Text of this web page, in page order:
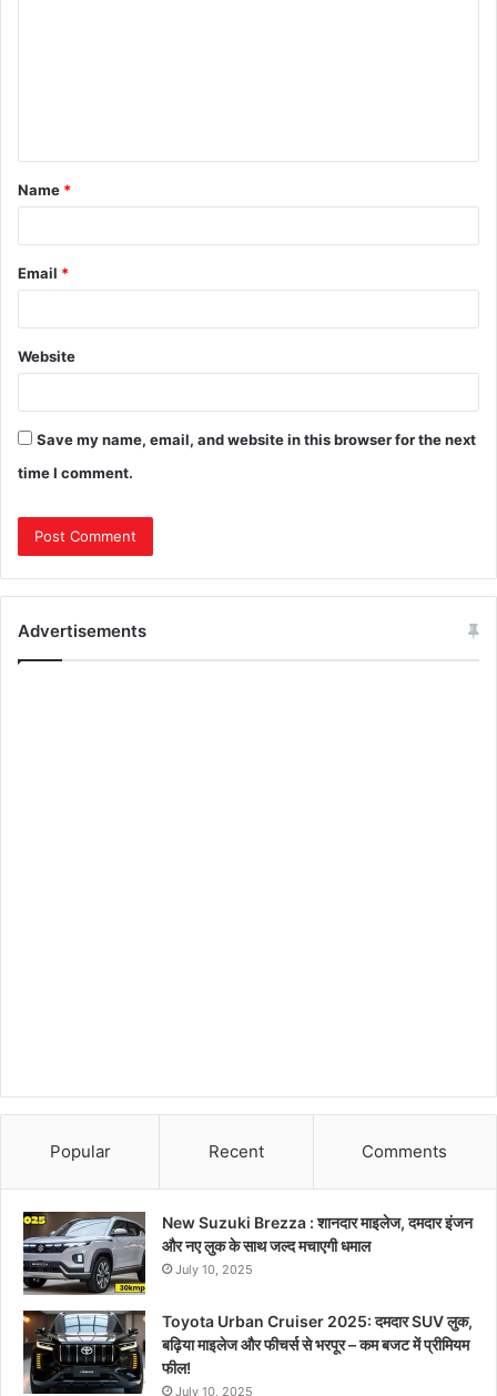
Name *
Email *
Website
Save my name, email, and website in this browser for the next
time I comment.
Advertisements
Popular Recent Comments
New Suzuki Brezza : शानदार माइलेज, दमदार इंजन
और नए लुक के साथ जल्द मचाएगी धमाल
July 10, 2025
Toyota Urban Cruiser 2025: दमदार SUV लुक,
बढ़िया माइलेज और फीचर्स से भरपूर – कम बजट में प्रीमियम
फील!
July 10, 2025